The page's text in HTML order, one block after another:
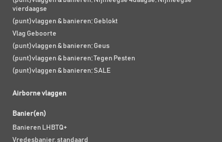
vierdaagse
(punt)vlaggen & banieren; Geblokt
Vlag Geboorte
(punt)vlaggen & banieren; Geus
(punt)vlaggen & banieren; Tegen Pesten
(punt)vlaggen & banieren; SALE
Airborne vlaggen
Banier(en)
Banieren LHBTQ+
Vredesbanier, standaard